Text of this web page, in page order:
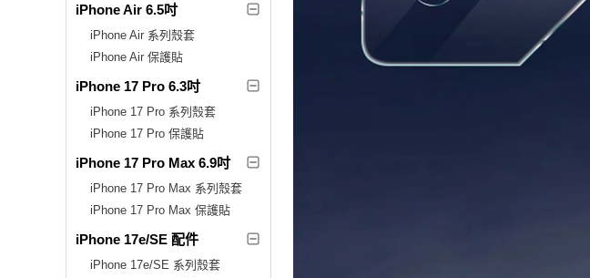
iPhone Air 6.5吋
iPhone Air 系列殼套
iPhone Air 保護貼
iPhone 17 Pro 6.3吋
iPhone 17 Pro 系列殼套
iPhone 17 Pro 保護貼
iPhone 17 Pro Max 6.9吋
iPhone 17 Pro Max 系列殼套
iPhone 17 Pro Max 保護貼
iPhone 17e/SE 配件
iPhone 17e/SE 系列殼套